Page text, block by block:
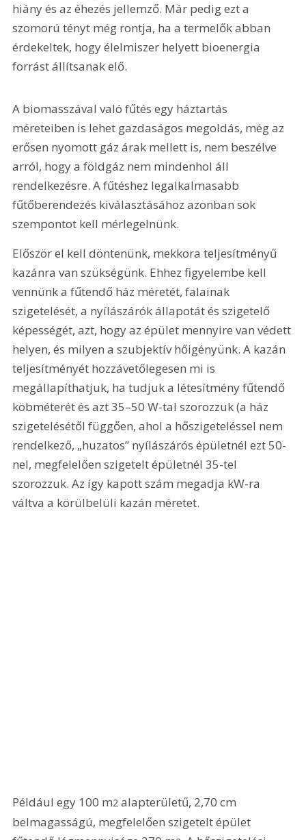
hiány és az éhezés jellemző. Már pedig ezt a
szomorú tényt még rontja, ha a termelők abban
érdekeltek, hogy élelmiszer helyett bioenergia
forrást állítsanak elő.
A biomasszával való fűtés egy háztartás
méreteiben is lehet gazdaságos megoldás, még az
erősen nyomott gáz árak mellett is, nem beszélve
arról, hogy a földgáz nem mindenhol áll
rendelkezésre. A fűtéshez legalkalmasabb
fűtőberendezés kiválasztásához azonban sok
szempontot kell mérlegelnünk.
Először el kell döntenünk, mekkora teljesítményű
kazánra van szükségünk. Ehhez figyelembe kell
vennünk a fűtendő ház méretét, falainak
szigetelését, a nyílászárók állapotát és szigetelő
képességét, azt, hogy az épület mennyire van védett
helyen, és milyen a szubjektív hőigényünk. A kazán
teljesítményét hozzávetőlegesen mi is
megállapíthatjuk, ha tudjuk a létesítmény fűtendő
köbméterét és azt 35–50 W-tal szorozzuk (a ház
szigetelésétől függően, ahol a hőszigeteléssel nem
rendelkező, „huzatos” nyílászárós épületnél ezt 50-
nel, megfelelően szigetelt épületnél 35-tel
szorozzuk. Az így kapott szám megadja kW-ra
váltva a körülbelüli kazán méretet.
Például egy 100 m2 alapterületű, 2,70 cm
belmagasságú, megfelelően szigetelt épület